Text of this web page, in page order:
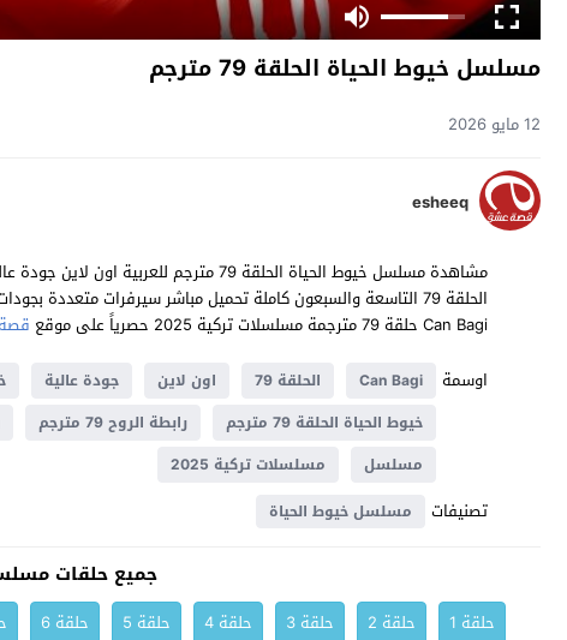
مسلسل خيوط الحياة الحلقة 79 مترجم
12 مايو 2026
esheeq
Can Bagi حلقة 79 مترجمة مسلسلات تركية 2025 حصرياً على موقع
اوسمة
Can Bagi الحلقة 79 اون لاين جودة عالية
خيوط الحياة الحلقة 79 مترجم
رابطة الروح 79 مترجم
مسلسل
مسلسلات تركية 2025
تصنيفات مسلسل خيوط الحياة
جميع حلقات
حلقة 1 حلقة 2 حلقة 3 حلقة 4 حلقة 5 حلقة 6